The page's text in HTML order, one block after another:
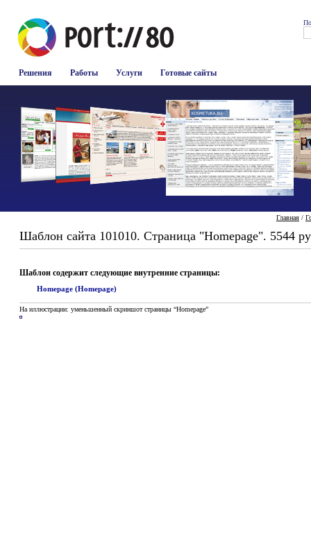
Решения Работы Услуги Готовые сайты
Главная /
Шаблон сайта 101010. Страница "Homepage". 5544
Шаблон содержит следующие внутренние страницы:
Homepage (Homepage)
На иллюстрации: уменьшенный скриншот страницы “Homepage”